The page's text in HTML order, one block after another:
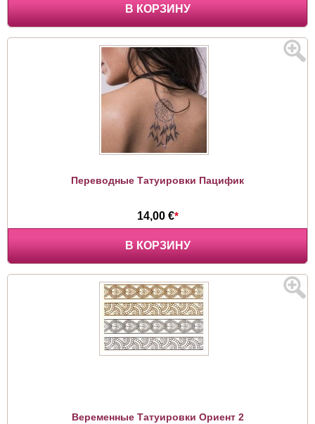
В КОРЗИНУ
Переводные Татуировки Пацифик
14,00 €*
В КОРЗИНУ
Веременные Татуировки Ориент 2